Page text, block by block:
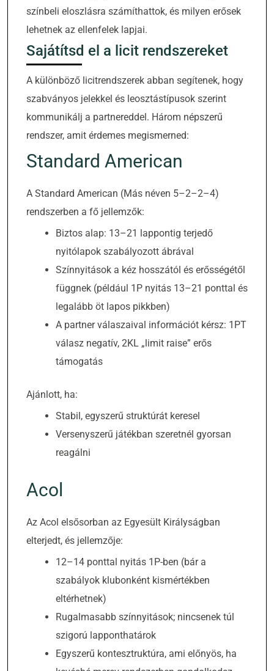
színbeli eloszlásra számíthattok, és milyen erősek
lehetnek az ellenfelek lapjai.
Sajátítsd el a licit rendszereket
A különböző licitrendszerek abban segítenek, hogy
szabványos jelekkel és leosztástípusok szerint
kommunikálj a partnereddel. Három népszerű
rendszer, amit érdemes megismerned:
Standard American
A Standard American (Más néven 5–2–2–4)
rendszerben a fő jellemzők:
Biztos alap: 13–21 lappontig terjedő
nyitólapok szabályozott ábrával
Színnyitások a kéz hosszától és erősségétől
függnek (például 1P nyitás 13–21 ponttal és
legalább öt lapos pikkben)
A partner válaszaival információt kérsz: 1PT
válasz negatív, 2KL „limit raise” erős
támogatás
Ajánlott, ha:
Stabil, egyszerű struktúrát keresel
Versenyszerű játékban szeretnél gyorsan
reagálni
Acol
Az Acol elsősorban az Egyesült Királyságban
elterjedt, és jellemzője:
12–14 ponttal nyitás 1P-ben (bár a
szabályok klubonként kismértékben
eltérhetnek)
Rugalmasabb színnyitások; nincsenek túl
szigorú lapponthatárok
Egyszerű kontesztruktúra, ami előnyös, ha